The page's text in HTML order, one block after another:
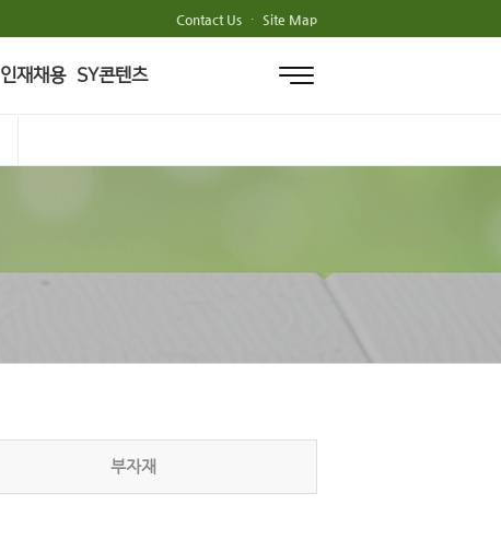
Contact Us · Site Map
인재채용 SY콘텐츠
부자재